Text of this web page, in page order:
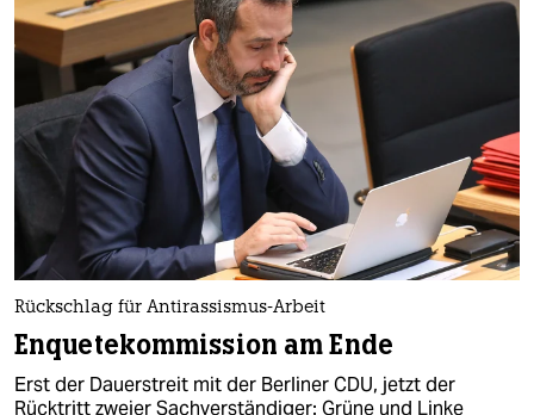
Rückschlag für Antirassismus-Arbeit
Enquetekommission am Ende
Erst der Dauerstreit mit der Berliner CDU, jetzt der
Rücktritt zweier Sachverständiger: Grüne und Linke